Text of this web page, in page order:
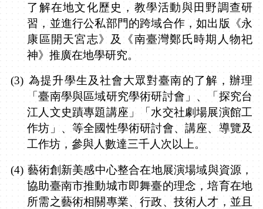
了解在地文化歷史，教學活動與田野調查研
習，並進行公私部門的跨域合作，如出版《永
康區開天宮志》及《南臺灣鄭氏時期人物祀
神》推廣在地學研究。
(3) 為提升學生及社會大眾對臺南的了解，辦理
「臺南學與區域研究學術研討會」、「探究台
江人文史蹟專題講座」「水交社劇場展演館工
作坊」、等全國性學術研討會、講座、導覽及
工作坊，參與人數達三千人次以上。
(4) 藝術創新美感中心整合在地展演場域與資源，
協助臺南市推動城市即舞臺的理念，培育在地
所需之藝術相關專業、行政、技術人才，並且